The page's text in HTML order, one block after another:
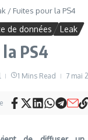
/ Fuites pour la PS4
de données Leak
PS4
1 Mins Read 7 mai